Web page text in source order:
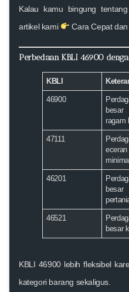
Kalau kamu bingung
artikel kami
Cara Cepat
Perbedaan KBLI 46900
KBLI
46900
ragam
47111
46201
46521
besar
KBLI 46900 lebih fleksibel
kategori barang sekaligus.